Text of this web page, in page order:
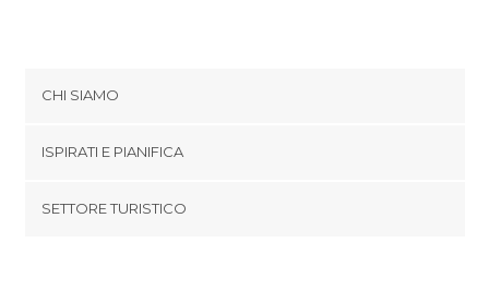
CHI SIAMO
Termini e Condizioni
ISPIRATI E PIANIFICA
SETTORE TURISTICO